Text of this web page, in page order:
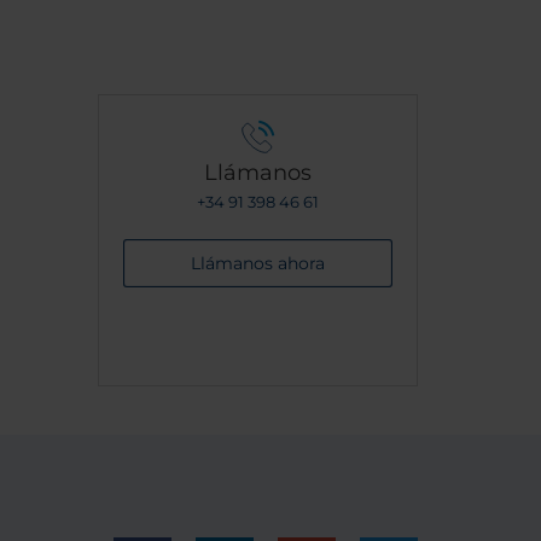
Llámanos
+34 91 398 46 61
Llámanos ahora